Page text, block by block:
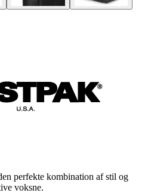
perfekte kombination af stil og
voksne.